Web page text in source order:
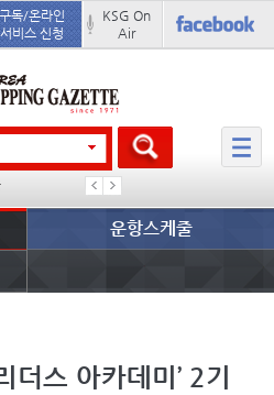
구독/온라인
서비스 신청
KSG On
Air
운항스케줄
더스 아카데미’ 2기